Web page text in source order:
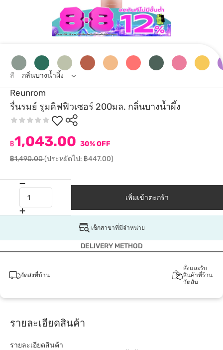
Reunrom
รื่นรมย์ รูมดิฟฟิวเซอร์ 200มล. กลิ่นบางน้ำผึ้ง
฿1,043.00 30% OFF
฿1,490.00(ประหยัดไป: ฿447.00)
สี กลิ่นบางน้ำผึ้ง
เพิ่มเข้าตะกร้า
เช็กสาขาที่มีจำหน่าย
DELIVERY METHOD
จัดส่งที่บ้าน
สั่งและรับ
สินค้าที่ร้าน
วัตสัน
รายละเอียดสินค้า
รายละเอียดสินค้า